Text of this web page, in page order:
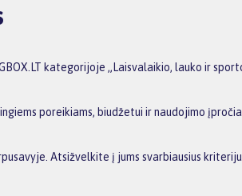
kategorijoje „Laisvalaikio, lauko ir
poreikiams, biudžetui ir naudojimo
Atsižvelkite į jums svarbiausius